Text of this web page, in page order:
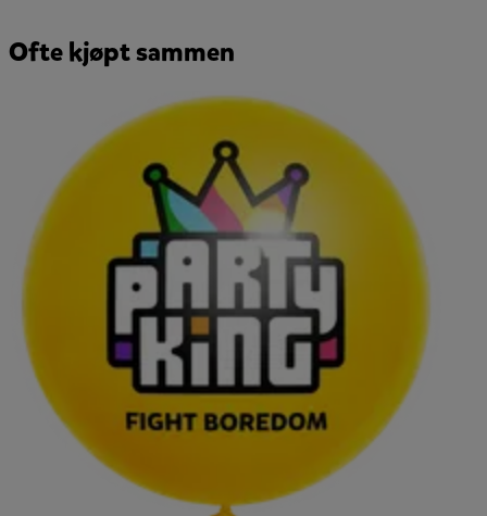
Ofte kjøpt sammen